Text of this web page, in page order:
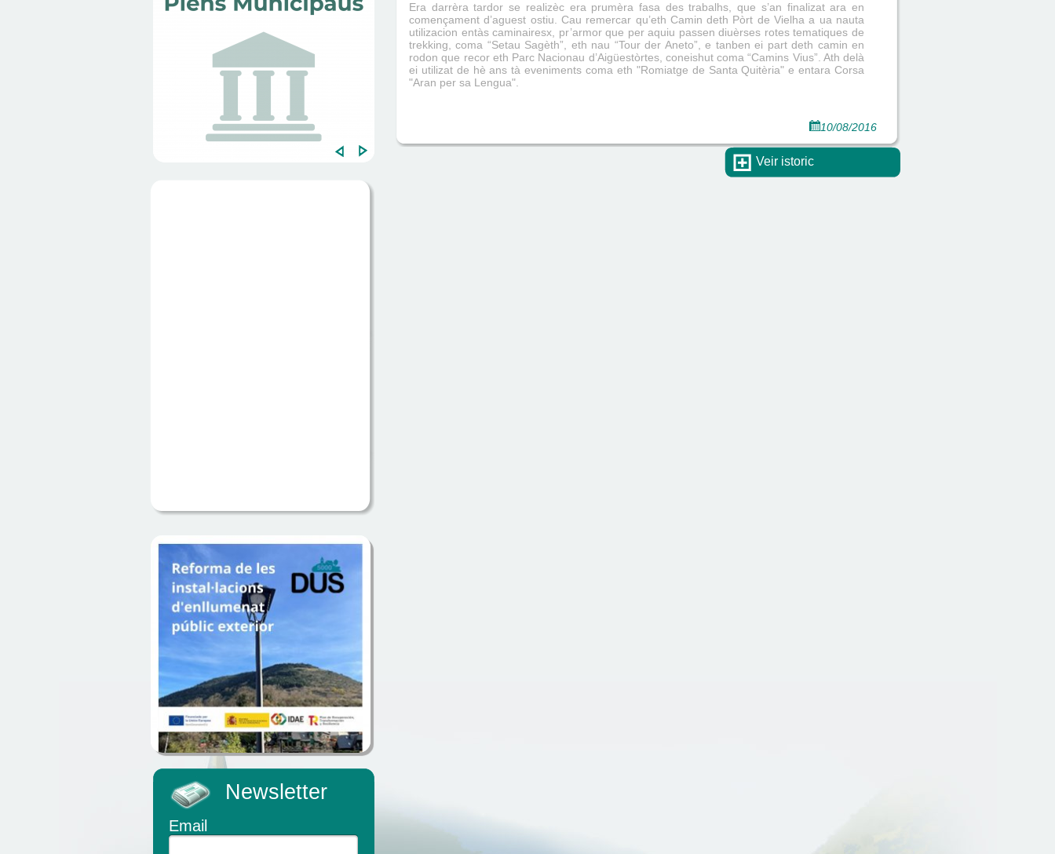
Newsletter
Email
Era darrèra tardor se realizèc era prumèra fasa des trabalhs, que s’an finalizat ara en
començament d’aguest ostiu. Cau remercar qu’eth Camin deth Pòrt de Vielha a ua nauta
utilizacion entàs caminairesx, pr’armor que per aquiu passen diuèrses rotes tematiques de
trekking, coma “Setau Sagèth”, eth nau “Tour der Aneto”, e tanben ei part deth camin en
rodon que recor eth Parc Nacionau d’Aigüestòrtes, coneishut coma “Camins Vius”. Ath delà
ei utilizat de hè ans tà eveniments coma eth "Romiatge de Santa Quitèria" e entara Corsa
"Aran per sa Lengua".
10/08/2016
Veir istoric